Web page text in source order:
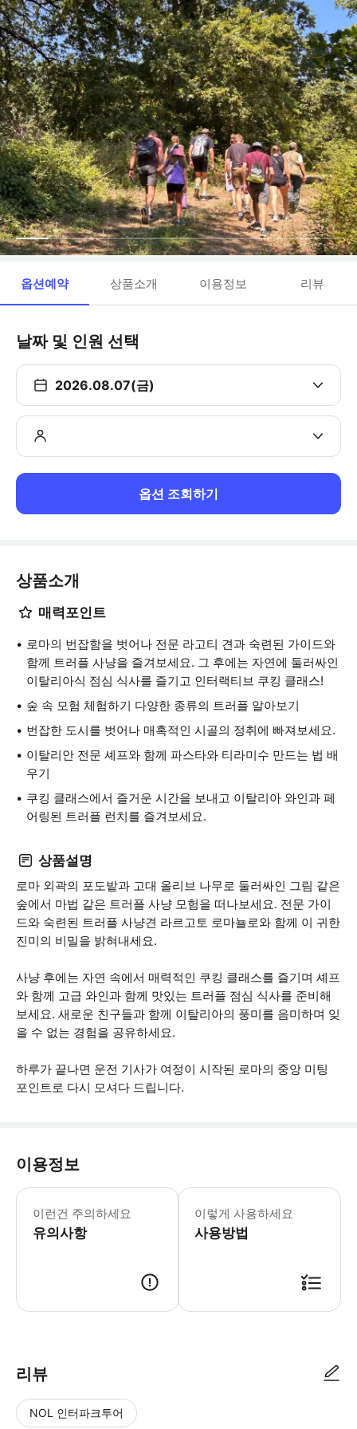
옵션예약 상품소개 이용정보 리뷰
날짜 및 인원 선택
2026.08.07(금)
옵션 조회하기
상품소개
매력포인트
로마의 번잡함을 벗어나 전문 라고티 견과 숙련된 가이드와
함께 트러플 사냥을 즐겨보세요. 그 후에는 자연에 둘러싸인
이탈리아식 점심 식사를 즐기고 인터랙티브 쿠킹 클래스!
숲 속 모험 체험하기 다양한 종류의 트러플 알아보기
번잡한 도시를 벗어나 매혹적인 시골의 정취에 빠져보세요.
이탈리안 전문 셰프와 함께 파스타와 티라미수 만드는 법 배
우기
쿠킹 클래스에서 즐거운 시간을 보내고 이탈리아 와인과 페
어링된 트러플 런치를 즐겨보세요.
상품설명
로마 외곽의 포도밭과 고대 올리브 나무로 둘러싸인 그림 같은
숲에서 마법 같은 트러플 사냥 모험을 떠나보세요. 전문 가이
드와 숙련된 트러플 사냥견 라르고토 로마뇰로와 함께 이 귀한
진미의 비밀을 밝혀내세요.
사냥 후에는 자연 속에서 매력적인 쿠킹 클래스를 즐기며 셰프
와 함께 고급 와인과 함께 맛있는 트러플 점심 식사를 준비해
보세요. 새로운 친구들과 함께 이탈리아의 풍미를 음미하며 잊
을 수 없는 경험을 공유하세요.
하루가 끝나면 운전 기사가 여정이 시작된 로마의 중앙 미팅
포인트로 다시 모셔다 드립니다.
이용정보
이런건 주의하세요
유의사항
- 다른 시간 엄수 참가자를 존중하기
이렇게 사용하세요
사용방법
리뷰
NOL 인터파크투어